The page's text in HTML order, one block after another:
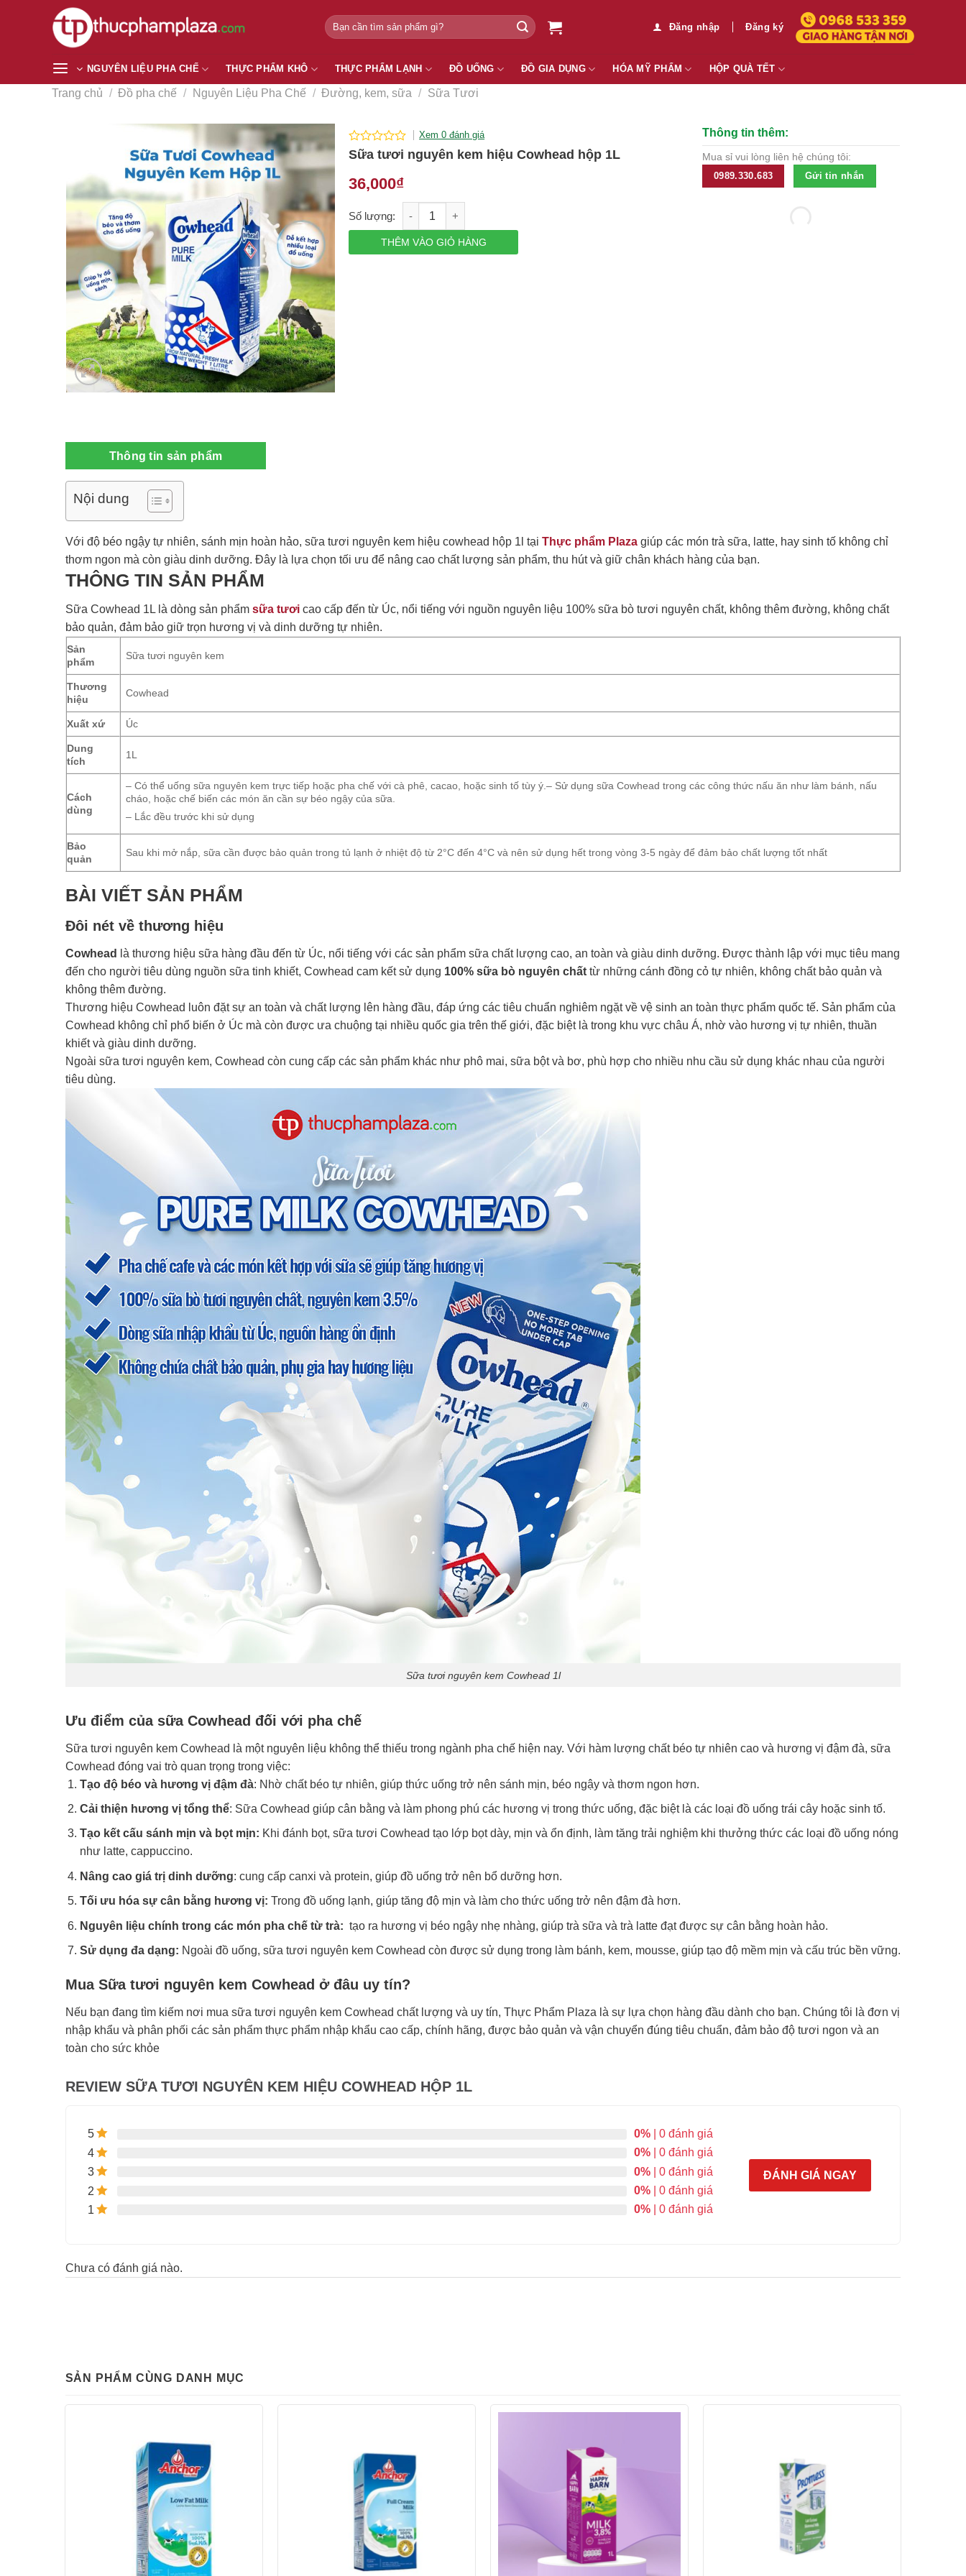
Tìm
kiếm:
Đăng nhập Đăng ký
NGUYÊN LIỆU PHA CHẾ THỰC PHẨM KHÔ THỰC PHẨM LẠNH ĐỒ UỐNG ĐỒ GIA DỤNG HÓA MỸ PHẨM HỘP QUÀ TẾT
Trang chủ / Đồ pha chế / Nguyên Liệu Pha Chế / Đường, kem, sữa / Sữa Tươi
0
5
Xem 0 đánh giá
Sữa tươi nguyên kem hiệu Cowhead hộp 1L
36,000₫
Sữa tươi nguyên kem hiệu Cowhead hộp 1L số lượng
THÊM VÀO GIỎ HÀNG
Thông tin thêm:
Mua sỉ vui lòng liên hệ chúng tôi:
0989.330.683 Gửi tin nhắn
Thông tin sản phẩm
Nội dung
Với độ béo ngậy tự nhiên, sánh mịn hoàn hảo, sữa tươi nguyên kem hiệu cowhead hộp 1l tại Thực phẩm Plazagiúp các món trà sữa, latte, hay sinh tố không chỉ
thơm ngon mà còn giàu dinh dưỡng. Đây là lựa chọn tối ưu để nâng cao chất lượng sản phẩm, thu hút và giữ chân khách hàng của bạn.
THÔNG TIN SẢN PHẨM
Sữa Cowhead 1L là dòng sản phẩm sữa tươicao cấp đến từ Úc, nổi tiếng với nguồn nguyên liệu 100% sữa bò tươi nguyên chất, không thêm đường, không chất
bảo quản, đảm bảo giữ trọn hương vị và dinh dưỡng tự nhiên.
Sản
phẩm
Sữa tươi nguyên kem
Thương
hiệu
Cowhead
Xuất xứ Úc
Dung
tích
1L
Cách
dùng
– Có thể uống sữa nguyên kem trực tiếp hoặc pha chế với cà phê, cacao, hoặc sinh tố tùy ý.– Sử dụng sữa Cowhead trong các công thức nấu ăn như làm bánh, nấu
cháo, hoặc chế biến các món ăn cần sự béo ngậy của sữa.
– Lắc đều trước khi sử dụng
Bảo
quản
Sau khi mở nắp, sữa cần được bảo quản trong tủ lạnh ở nhiệt độ từ 2°C đến 4°C và nên sử dụng hết trong vòng 3-5 ngày để đảm bảo chất lượng tốt nhất
BÀI VIẾT SẢN PHẨM
Đôi nét về thương hiệu
Cowhead
là thương hiệu sữa hàng đầu đến từ Úc, nổi tiếng với các sản phẩm sữa chất lượng cao, an toàn và giàu dinh dưỡng. Được thành lập với mục tiêu mang
đến cho người tiêu dùng nguồn sữa tinh khiết, Cowhead cam kết sử dụng 100% sữa bò nguyên chấttừ những cánh đồng cỏ tự nhiên, không chất bảo quản và
không thêm đường.
Thương hiệu Cowhead luôn đặt sự an toàn và chất lượng lên hàng đầu, đáp ứng các tiêu chuẩn nghiêm ngặt về vệ sinh an toàn thực phẩm quốc tế. Sản phẩm của
Cowhead không chỉ phổ biến ở Úc mà còn được ưa chuộng tại nhiều quốc gia trên thế giới, đặc biệt là trong khu vực châu Á, nhờ vào hương vị tự nhiên, thuần
khiết và giàu dinh dưỡng.
Ngoài sữa tươi nguyên kem, Cowhead còn cung cấp các sản phẩm khác như phô mai, sữa bột và bơ, phù hợp cho nhiều nhu cầu sử dụng khác nhau của người
tiêu dùng.
Sữa tươi nguyên kem Cowhead 1l
Ưu điểm của sữa Cowhead đối với pha chế
Sữa tươi nguyên kem Cowhead là một nguyên liệu không thể thiếu trong ngành pha chế hiện nay. Với hàm lượng chất béo tự nhiên cao và hương vị đậm đà, sữa
Cowhead đóng vai trò quan trọng trong việc:
Tạo độ béo và hương vị đậm đà: Nhờ chất béo tự nhiên, giúp thức uống trở nên sánh mịn, béo ngậy và thơm ngon hơn.
Cải thiện hương vị tổng thể: Sữa Cowhead giúp cân bằng và làm phong phú các hương vị trong thức uống, đặc biệt là các loại đồ uống trái cây hoặc sinh tố.
Tạo kết cấu sánh mịn và bọt mịn: Khi đánh bọt, sữa tươi Cowhead tạo lớp bọt dày, mịn và ổn định, làm tăng trải nghiệm khi thưởng thức các loại đồ uống nóng
như latte, cappuccino.
Nâng cao giá trị dinh dưỡng: cung cấp canxi và protein, giúp đồ uống trở nên bổ dưỡng hơn.
Tối ưu hóa sự cân bằng hương vị: Trong đồ uống lạnh, giúp tăng độ mịn và làm cho thức uống trở nên đậm đà hơn.
Nguyên liệu chính trong các món pha chế từ trà: tạo ra hương vị béo ngậy nhẹ nhàng, giúp trà sữa và trà latte đạt được sự cân bằng hoàn hảo.
Sử dụng đa dạng: Ngoài đồ uống, sữa tươi nguyên kem Cowhead còn được sử dụng trong làm bánh, kem, mousse, giúp tạo độ mềm mịn và cấu trúc bền vững.
Mua Sữa tươi nguyên kem Cowhead ở đâu uy tín?
Nếu bạn đang tìm kiếm nơi mua sữa tươi nguyên kem Cowhead chất lượng và uy tín, Thực Phẩm Plaza là sự lựa chọn hàng đầu dành cho bạn. Chúng tôi là đơn vị
nhập khẩu và phân phối các sản phẩm thực phẩm nhập khẩu cao cấp, chính hãng, được bảo quản và vận chuyển đúng tiêu chuẩn, đảm bảo độ tươi ngon và an
toàn cho sức khỏe
REVIEW SỮA TƯƠI NGUYÊN KEM HIỆU COWHEAD HỘP 1L
5 0% | 0 đánh giá
4
0% | 0 đánh giá
3
0% | 0 đánh giá
2
0% | 0 đánh giá
1
0% | 0 đánh giá
ĐÁNH GIÁ NGAY
Chưa có đánh giá nào.
SẢN PHẨM CÙNG DANH MỤC